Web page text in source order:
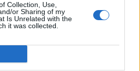
Collection, Use,
or Sharing of my
Is Unrelated with the
it was collected.